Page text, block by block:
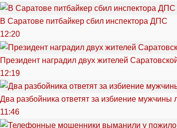
В Саратове питбайкер сбил инспектора ДПС
12:20
Президент наградил двух жителей
12:19
Два разбойника ответят за избиение мужчины
11:46